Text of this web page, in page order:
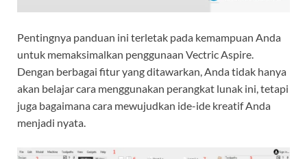
Pentingnya panduan ini terletak pada kemampuan Anda
untuk memaksimalkan penggunaan Vectric Aspire.
Dengan berbagai fitur yang ditawarkan, Anda tidak hanya
akan belajar cara menggunakan perangkat lunak ini, tetapi
juga bagaimana cara mewujudkan ide-ide kreatif Anda
menjadi nyata.